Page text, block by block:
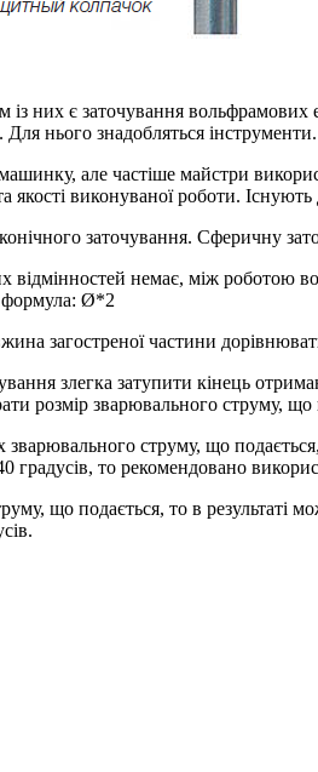
із них є заточування
нього знадобляться інструменти.
але частіше майстри
якості виконуваної роботи.
заточування. Сферичну
відмінностей немає, між роботою
формула: Ø*2
загостреної частини
злегка затупити кінець
розмір зварювального струму, що
струму, що
градусів, то рекомендовано
що подається, то в результаті